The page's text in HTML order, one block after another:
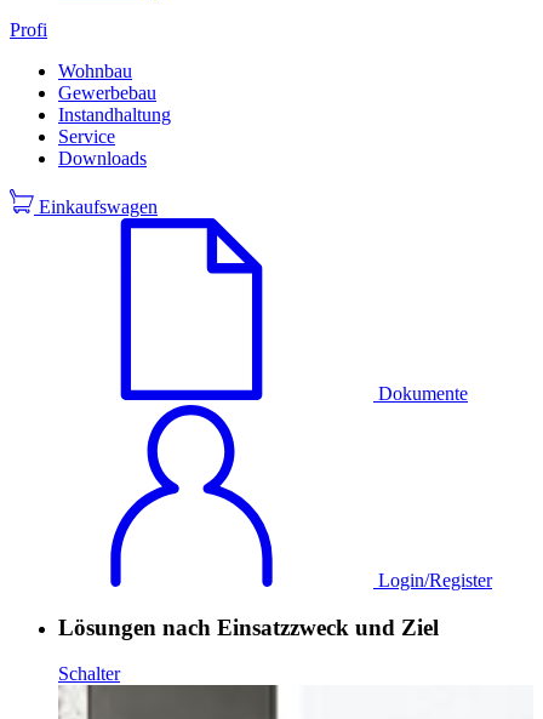
Profi
Wohnbau
Gewerbebau
Instandhaltung
Service
Downloads
Einkaufswagen
Dokumente
Login/Register
Lösungen nach Einsatzzweck und Ziel
Schalter